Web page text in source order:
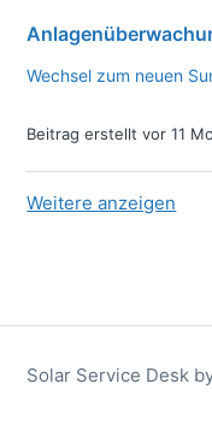
Wechsel zum neuen
Beitrag erstellt vor 11
WeitereElemente
anzeigen
Solar Service Desk